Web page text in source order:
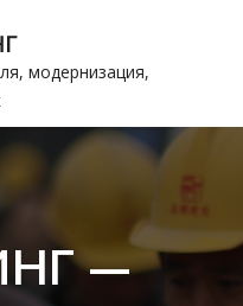
модернизация,
—